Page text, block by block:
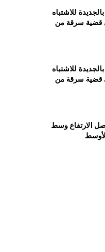
للاشتباه
قضية سرقة من
للاشتباه
قضية سرقة من
الارتفاع وسط